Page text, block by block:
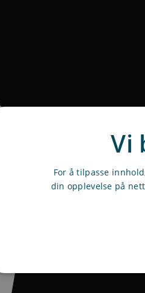
Vi
For å tilpasse
din opplevelse på